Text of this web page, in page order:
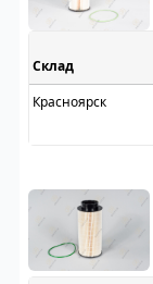
Склад
Красноярск